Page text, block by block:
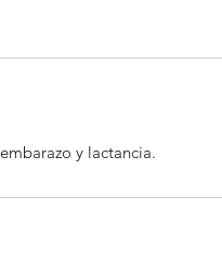
y lactancia.